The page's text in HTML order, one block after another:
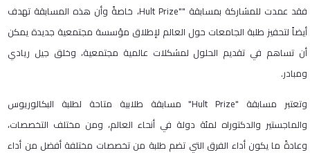
فقد عمدت للمشاركة بمسابقة ""Hult Prize، خاصةً وأن هذه المسابقة تهدف
أيضاً لتحفيز طلبة الجامعات حول العالم لإطلاق مؤسسة مجتمعية جديدة يمكن
أن تساهم في تقديم الحلول لمشكلات عالمية مجتمعية، وخلق جيل ريادي
ومبادر.
وتعتبر مسابقة "Hult Prize" مسابقة طلابية متاحة لطلبة البكالوريوس
والماجستير والدكتوراه لمئة دولة في أنحاء العالم، ومن مختلف التخصصات،
وعادةً ما يكون أداء الفرق التي تضم طلبة من تخصصات مختلفة أفضل من أداء